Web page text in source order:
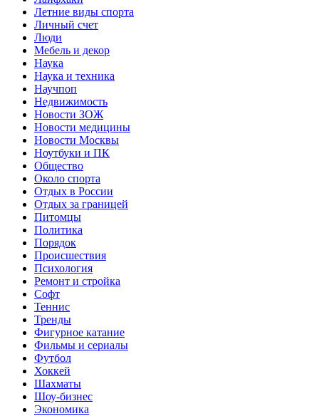
Летние виды спорта
Личный счет
Люди
Мебель и декор
Наука
Наука и техника
Научпоп
Недвижимость
Новости ЗОЖ
Новости медицины
Новости Москвы
Ноутбуки и ПК
Общество
Около спорта
Отдых в России
Отдых за границей
Питомцы
Политика
Порядок
Происшествия
Психология
Ремонт и стройка
Софт
Теннис
Тренды
Фигурное катание
Фильмы и сериалы
Футбол
Хоккей
Шахматы
Шоу-бизнес
Экономика